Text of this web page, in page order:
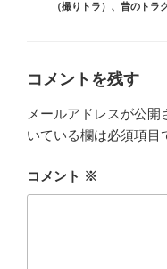
ー（撮りトラ） 、 昔のトラ
コメントを残す
メールアドレスが公開
いている欄は必須項目
コメント ※